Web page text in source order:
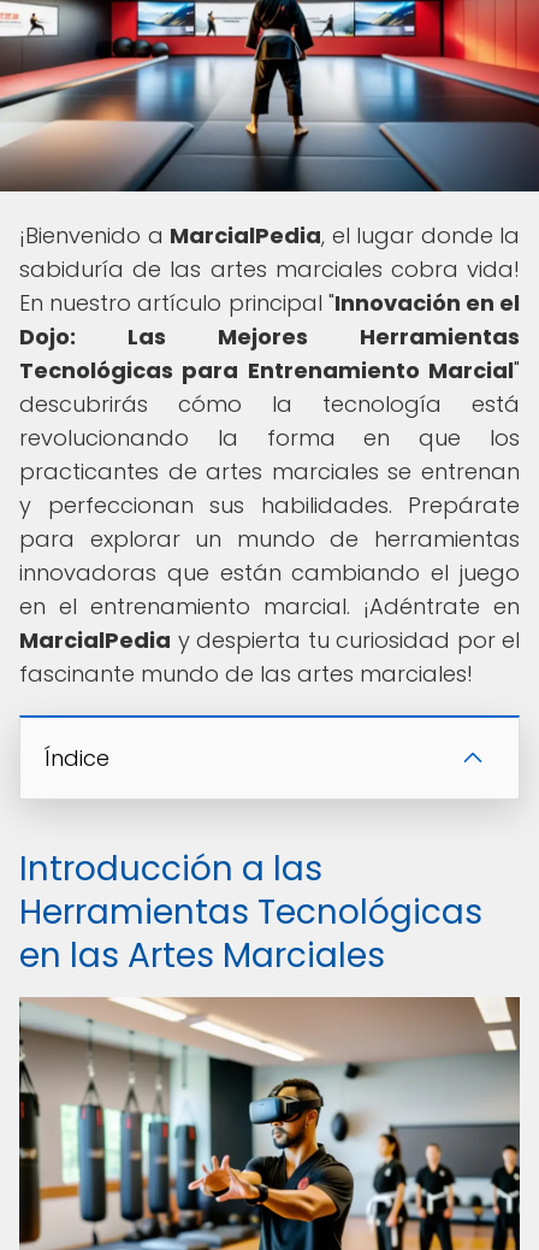
¡Bienvenido a MarcialPedia, el lugar donde la
sabiduría de las artes marciales cobra vida!
En nuestro artículo principal "Innovación en el
Dojo: Las Mejores Herramientas
Tecnológicas para Entrenamiento Marcial"
descubrirás cómo la tecnología está
revolucionando la forma en que los
practicantes de artes marciales se entrenan
y perfeccionan sus habilidades. Prepárate
para explorar un mundo de herramientas
innovadoras que están cambiando el juego
en el entrenamiento marcial. ¡Adéntrate en
MarcialPedia y despierta tu curiosidad por el
fascinante mundo de las artes marciales!
Índice
Introducción a las
Herramientas Tecnológicas
en las Artes Marciales